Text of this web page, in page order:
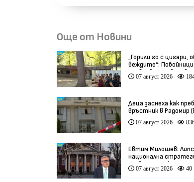
Още от Новини
„Горили го с цигари,
веждите“:
Пловдив остават в
07 август 2026
Деца заснеха как
връстник в Радомир
07 август 2026
Евтим Милошев:
национална
развитие на
07 август 2026 40